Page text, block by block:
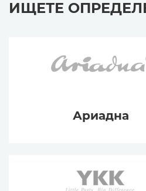
ИЩЕТЕ
Ариадна